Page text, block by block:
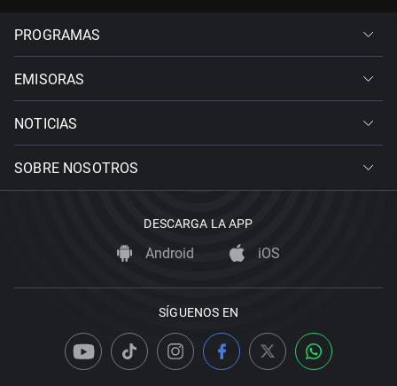
PROGRAMAS
EMISORAS
NOTICIAS
SOBRE NOSOTROS
DESCARGA LA APP
Android iOS
SÍGUENOS EN